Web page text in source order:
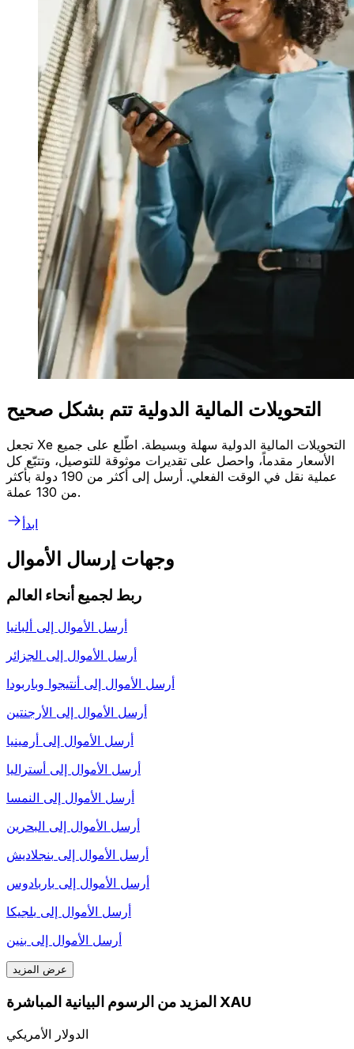
التحويلات المالية الدولية تتم بشكل صحيح
تجعل Xe التحويلات المالية الدولية سهلة وبسيطة. اطّلع على جميع
الأسعار مقدماً، واحصل على تقديرات موثوقة للتوصيل، وتتبّع كل
عملية نقل في الوقت الفعلي. أرسل إلى أكثر من 190 دولة بأكثر
من 130 عملة.
ابدأ
وجهات إرسال الأموال
ربط لجميع أنحاء العالم
أرسل الأموال إلى ألبانيا
أرسل الأموال إلى الجزائر
أرسل الأموال إلى أنتيجوا وباربودا
أرسل الأموال إلى الأرجنتين
أرسل الأموال إلى أرمينيا
أرسل الأموال إلى أستراليا
أرسل الأموال إلى النمسا
أرسل الأموال إلى البحرين
أرسل الأموال إلى بنجلاديش
أرسل الأموال إلى باربادوس
أرسل الأموال إلى بلجيكا
أرسل الأموال إلى بنين
عرض المزيد
المزيد من الرسوم البيانية المباشرة XAU
الدولار الأمريكي